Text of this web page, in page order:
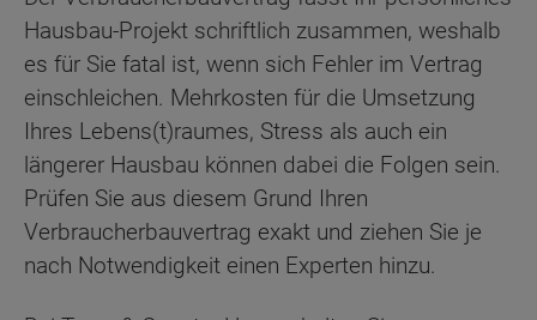
Hausbau-Projekt schriftlich zusammen, weshalb
es für Sie fatal ist, wenn sich Fehler im Vertrag
einschleichen. Mehrkosten für die Umsetzung
Ihres Lebens(t)raumes, Stress als auch ein
längerer Hausbau können dabei die Folgen sein.
Prüfen Sie aus diesem Grund Ihren
Verbraucherbauvertrag exakt und ziehen Sie je
nach Notwendigkeit einen Experten hinzu.